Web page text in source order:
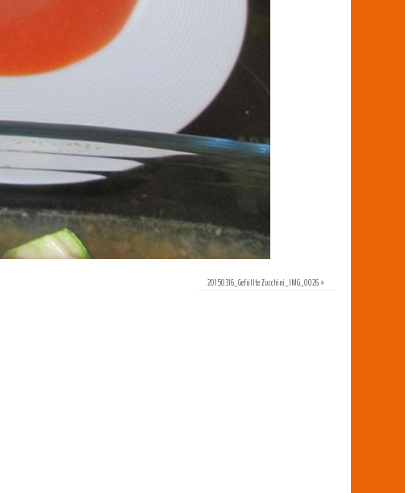
20150316_Gefüllte Zucchini_IMG_0026»